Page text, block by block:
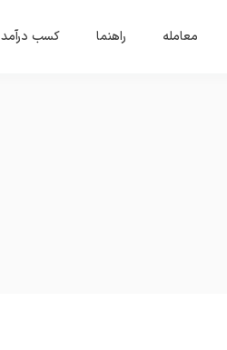
معامله راهنما کسب درآمد